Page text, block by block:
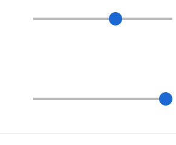
Anzahlung Schieberegler
Zielrate / Restbetrag Schieberegler